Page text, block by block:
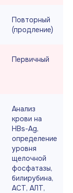
Повторный
(продление)
Первичный
Анализ
крови на
HBs-Ag,
определение
уровня
щелочной
фосфатазы,
билирубина,
АСТ, АЛТ,